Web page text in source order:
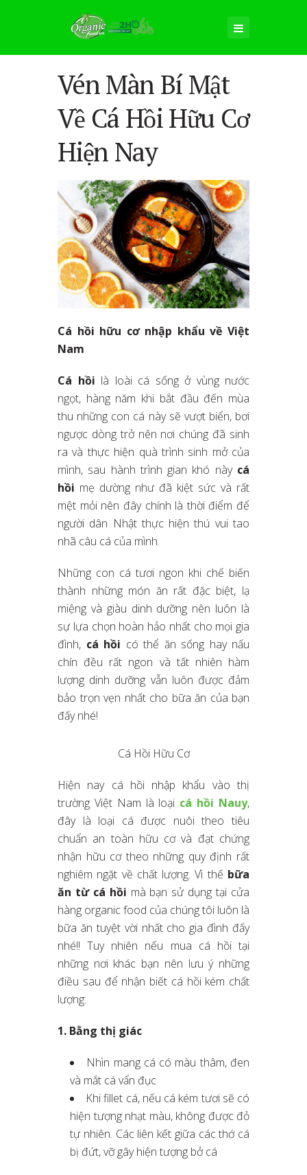
Vén Màn Bí Mật
Về Cá Hồi Hữu Cơ
Hiện Nay
Cá hồi hữu cơ nhập khẩu về Việt
Nam
Cá hồi là loài cá sống ở vùng nước
ngọt, hàng năm khi bắt đầu đến mùa
thu những con cá này sẽ vượt biển, bơi
ngược dòng trở nên nơi chúng đã sinh
ra và thực hiện quà trình sinh mở của
mình, sau hành trình gian khó này cá
hồi mẹ dường như đã kiệt sức và rất
mệt mỏi nên đây chính là thời điểm để
người dân Nhật thực hiện thú vui tao
nhã câu cá của mình.
Những con cá tươi ngon khi chế biến
thành những món ăn rất đặc biệt, lạ
miệng và giàu dinh dưỡng nên luôn là
sự lựa chọn hoàn hảo nhất cho mọi gia
đình, cá hồi có thể ăn sống hay nấu
chín đều rất ngon và tất nhiên hàm
lượng dinh dưỡng vẫn luôn được đảm
bảo trọn vẹn nhất cho bữa ăn của bạn
đấy nhé!
Cá Hồi Hữu Cơ
Hiện nay cá hồi nhập khẩu vào thị
trường Việt Nam là loại cá hồi Nauy,
đây là loại cá được nuôi theo tiêu
chuẩn an toàn hữu cơ và đạt chứng
nhận hữu cơ theo những quy định rất
nghiêm ngặt về chất lượng. Vì thế bữa
ăn từ cá hồi mà bạn sử dụng tại cửa
hàng organic food của chúng tôi luôn là
bữa ăn tuyệt vời nhất cho gia đình đấy
nhé!! Tuy nhiên nếu mua cá hồi tại
những nơi khác bạn nên lưu ý những
điều sau để nhận biết cá hồi kém chất
lượng:
1. Bằng thị giác
Nhìn mang cá có màu thâm, đen
và mắt cá vẩn đục
Khi fillet cá, nếu cá kém tươi sẽ có
hiện tượng nhạt màu, không được đỏ
tự nhiên. Các liên kết giữa các thớ cá
bị đứt, vỡ gây hiện tượng bở cá